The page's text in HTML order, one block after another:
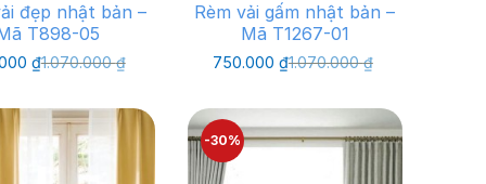
đẹp nhật bản –
T898-05
1.070.000₫
Giá
1.070.000 ₫.
₫ Giá
là:
750.000 ₫.
Rèm vải gấm nhật bản –
Mã T1267-01
1.070.000₫
Giá
1.070.000 ₫.
750.000 ₫ Giá
là:
750.000 ₫.
-30%